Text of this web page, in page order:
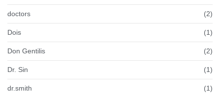
doctors (2)
Dois (1)
Don Gentilis (2)
Dr. Sin (1)
dr.smith (1)